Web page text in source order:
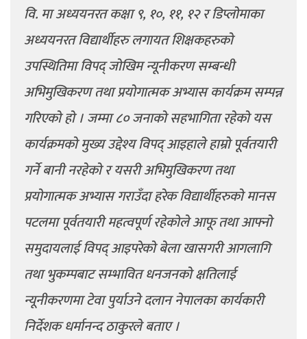
वि. मा अध्ययनरत कक्षा ९, १०, ११, १२ र डिप्लोमाका
अध्ययनरत विद्यार्थीहरु लगायत शिक्षकहरुको
उपस्थितिमा विपद् जोखिम न्यूनीकरण सम्बन्धी
अभिमुखिकरण तथा प्रयोगात्मक अभ्यास कार्यक्रम सम्पन्न
गरिएको हो । जम्मा ८० जनाको सहभागिता रहेको यस
कार्यक्रमको मुख्य उद्देश्य विपद् आइहाले हाम्रो पूर्वतयारी
गर्ने बानी नरहेको र यसरी अभिमुखिकरण तथा
प्रयोगात्मक अभ्यास गराउँदा हरेक विद्यार्थीहरुको मानस
पटलमा पूर्वतयारी महत्वपूर्ण रहेकोले आफू तथा आफ्नो
समुदायलाई विपद् आइपरेको बेला खासगरी आगलागि
तथा भुकम्पबाट सम्भावित धनजनको क्षतिलाई
न्यूनीकरणमा टेवा पुर्याउने दलान नेपालका कार्यकारी
निर्देशक धर्मानन्द ठाकुरले बताए ।